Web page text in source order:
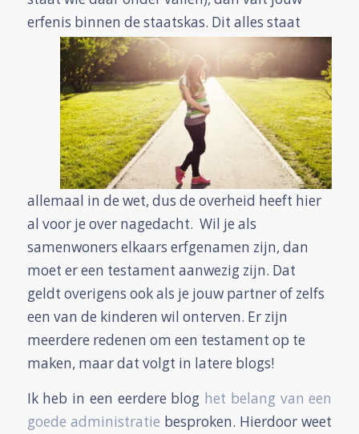
erfenis binnen de staatskas. Dit alles staat
allemaal in de wet, dus de overheid heeft hier
al voor je over nagedacht. Wil je als
samenwoners elkaars erfgenamen zijn, dan
moet er een testament aanwezig zijn. Dat
geldt overigens ook als je jouw partner of zelfs
een van de kinderen wil onterven. Er zijn
meerdere redenen om een testament op te
maken, maar dat volgt in latere blogs!
Ik heb in een eerdere blog het belang van een
goede administratie besproken. Hierdoor weet